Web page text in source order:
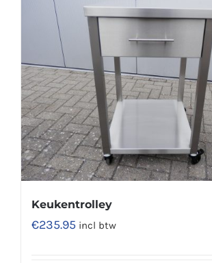
Keukentrolley
€235.95 incl btw